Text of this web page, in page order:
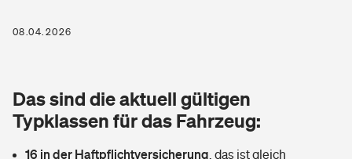
Zur Übersicht
Tools
Glasversicherung
Kinderunfall­ver­si­che­rung
Private Krankenversicherung
Dread-Disease-Versicherung
Tierkrankenversicherung
08.04.2026
Das sind die aktuell gültigen
Typklassen für das Fahrzeug:
16 in der Haftpflichtversicherung das ist gleich